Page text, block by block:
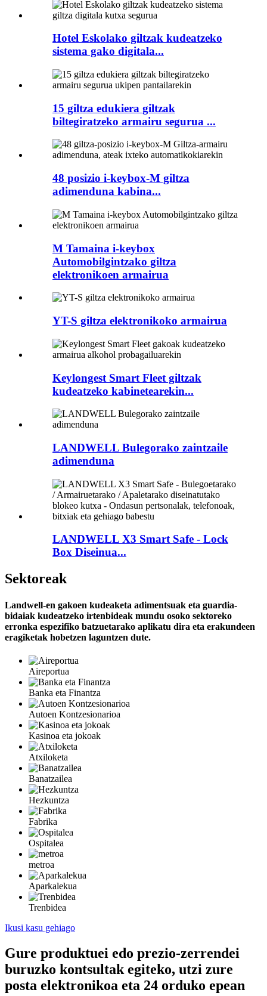
Hotel Eskolako giltzak kudeatzeko
sistema gako digitala...
15 giltza edukiera giltzak
biltegiratzeko armairu segurua ...
48 posizio i-keybox-M giltza
adimenduna kabina...
M Tamaina i-keybox
Automobilgintzako giltza
elektronikoen armairua
YT-S giltza elektronikoko armairua
Keylongest Smart Fleet giltzak
kudeatzeko kabinetearekin...
LANDWELL Bulegorako zaintzaile
adimenduna
LANDWELL X3 Smart Safe - Lock
Box Diseinua...
Sektoreak
Landwell-en gakoen kudeaketa adimentsuak eta guardia-
bidaiak kudeatzeko irtenbideak mundu osoko sektoreko
erronka espezifiko batzuetarako aplikatu dira eta erakundeen
eragiketak hobetzen laguntzen dute.
Aireportua
Banka eta Finantza
Autoen Kontzesionarioa
Kasinoa eta jokoak
Atxiloketa
Banatzailea
Hezkuntza
Fabrika
Ospitalea
metroa
Aparkalekua
Trenbidea
Ikusi kasu gehiago
Gure produktuei edo prezio-zerrendei
buruzko kontsultak egiteko, utzi zure
posta elektronikoa eta 24 orduko epean